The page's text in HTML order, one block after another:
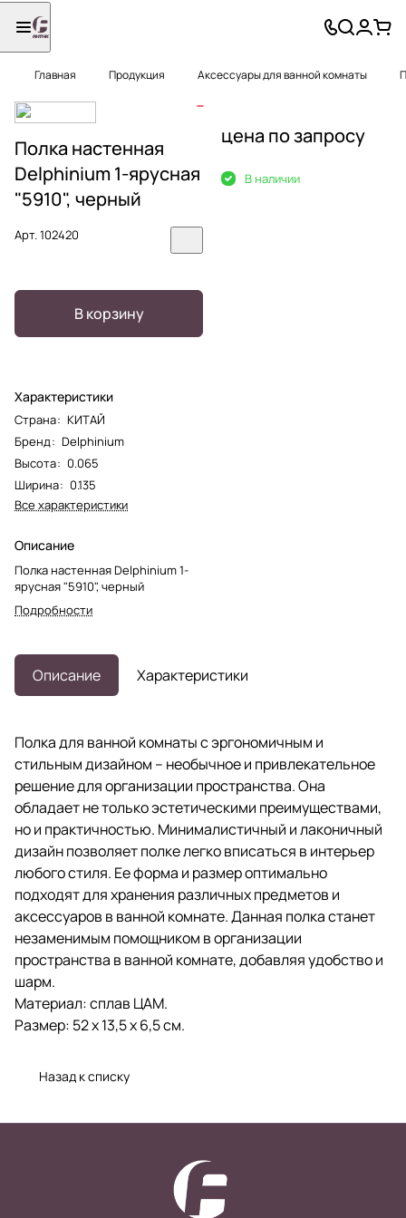
Главная Продукция Аксессуары для ванной комнаты
Полка настенная
Delphinium 1-ярусная
"5910", черный
Арт.102420
В корзину
Характеристики
Страна: КИТАЙ
Бренд: Delphinium
Высота: 0.065
Ширина: 0.135
Все характеристики
Описание
Полка настенная Delphinium 1-
ярусная "5910", черный
Подробности
цена по запросу
В наличии
Описание Характеристики
Полка для ванной комнаты с эргономичным и
стильным дизайном – необычное и привлекательное
решение для организации пространства. Она
обладает не только эстетическими преимуществами,
но и практичностью. Минималистичный и лаконичный
дизайн позволяет полке легко вписаться в интерьер
любого стиля. Ее форма и размер оптимально
подходят для хранения различных предметов и
аксессуаров в ванной комнате. Данная полка станет
незаменимым помощником в организации
пространства в ванной комнате, добавляя удобство и
шарм.
Материал: сплав ЦАМ.
Размер: 52 х 13,5 х 6,5 см.
Назад к списку